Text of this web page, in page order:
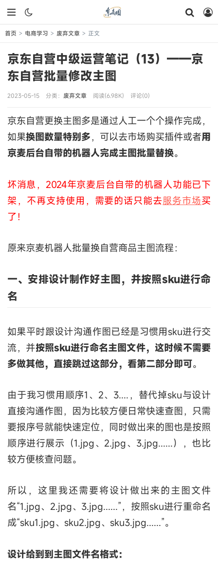
首页 > 电商学习 > 废弃文章 > 正文
京东自营中级运营笔记（13）——京
东自营批量修改主图
2023-05-15 分类： 废弃文章 阅读(6.98K) 评论(0)
京东自营更换主图多是通过人工一个个操作完成，
如果换图数量特别多，可以去市场购买插件或者用
京麦后台自带的机器人完成主图批量替换。
坏消息，2024年京麦后台自带的机器人功能已下
架，不再支持使用，需要的话只能去服务市场买
了！
原来京麦机器人批量换自营商品主图流程：
一、安排设计制作好主图，并按照sku进行命
名
如果平时跟设计沟通作图已经是习惯用sku进行交
流，并按照sku进行命名主图文件，这时候不需要
多做其他，直接跳过这部分，看第二部分即可。
由于我习惯用顺序1、2、3....，替代掉sku与设计
直接沟通作图，因为比较方便日常快速查图，只需
要报序号就能快速定位，同时做出来的图也是按照
顺序进行展示（1.jpg、2.jpg、3.jpg......），也比
较方便核查问题。
所以，这里我还需要将设计做出来的主图文件
名“1.jpg、2.jpg、3.jpg......”，按照sku进行重命名
成“sku1.jpg、sku2.jpg、sku3.jpg......”。
设计给到到主图文件名格式：